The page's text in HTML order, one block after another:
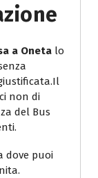
a Oneta lo
non di
del Bus
dove puoi